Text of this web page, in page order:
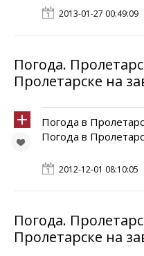
2013-01-27 00:49:09
Погода.
Пролетарске на
Погода в
Погода в
2012-12-01 08:10:05
Погода.
Пролетарске на